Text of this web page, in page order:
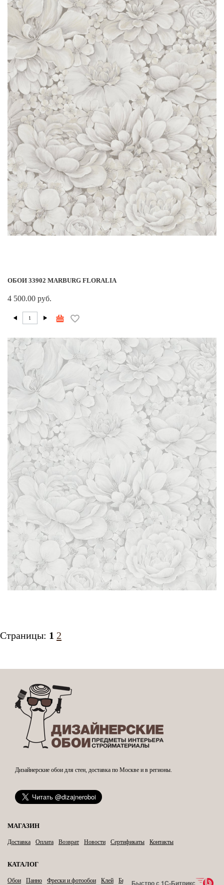
ОБОИ 33902 MARBURG FLORALIA
4 500.00 руб.
Страницы: 1 2
Дизайнерские обои для стен, доставка по Москве и в регионы.
МАГАЗИН
Доставка Оплата Возврат Новости Сертификаты Контакты
КАТАЛОГ
Обои Панно Фрески и фотообои Клей Бытовая химия Карнизы
Быстро с 1С-Битрикс